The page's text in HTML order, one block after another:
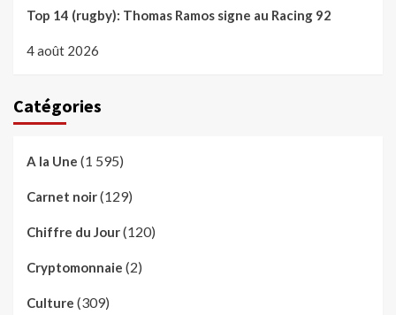
Top 14 (rugby): Thomas Ramos signe au Racing 92
4 août 2026
Catégories
A la Une (1 595)
Carnet noir(129)
Chiffre du Jour(120)
Cryptomonnaie (2)
Culture (309)